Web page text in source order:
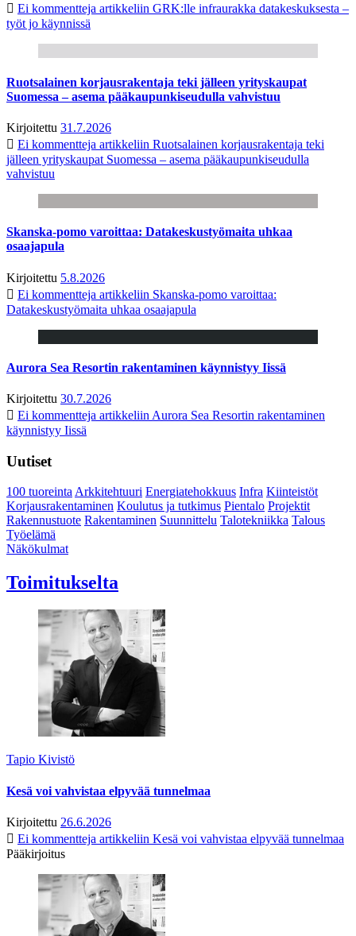
Ei kommentteja artikkeliin GRK:lle infraurakka datakeskuksesta –
työt jo käynnissä
Ruotsalainen korjausrakentaja teki jälleen yrityskaupat
Suomessa – asema pääkaupunkiseudulla vahvistuu
Kirjoitettu 31.7.2026
Ei kommentteja artikkeliin Ruotsalainen korjausrakentaja teki
jälleen yrityskaupat Suomessa – asema pääkaupunkiseudulla
vahvistuu
Skanska-pomo varoittaa: Datakeskustyömaita uhkaa
osaajapula
Kirjoitettu 5.8.2026
Ei kommentteja artikkeliin Skanska-pomo varoittaa:
Datakeskustyömaita uhkaa osaajapula
Aurora Sea Resortin rakentaminen käynnistyy Iissä
Kirjoitettu 30.7.2026
Ei kommentteja artikkeliin Aurora Sea Resortin rakentaminen
käynnistyy Iissä
Uutiset
100 tuoreintaArkkitehtuuri Energiatehokkuus Infra Kiinteistöt
Korjausrakentaminen Koulutus ja tutkimus Pientalo Projektit
Rakennustuote Rakentaminen Suunnittelu Talotekniikka Talous
Työelämä
Näkökulmat
Toimitukselta
Tapio Kivistö
Kesä voi vahvistaa elpyvää tunnelmaa
Kirjoitettu 26.6.2026
Ei kommentteja artikkeliin Kesä voi vahvistaa elpyvää tunnelmaa
Pääkirjoitus